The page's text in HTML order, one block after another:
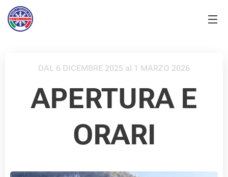
DAL 6 DICEMBRE 2025 al 1 MARZO 2026
APERTURA E
ORARI